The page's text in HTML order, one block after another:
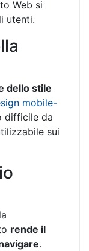
Web si
utenti.
dello stile
mobile-
difficile da
sui
rende il
.